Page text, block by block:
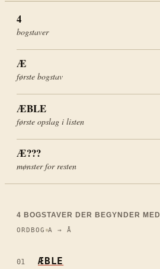
4
bogstaver
Æ
første bogstav
ÆBLE
første opslag i listen
Æ???
mønster for resten
4 BOGSTAVER DER BEGYNDER MED
ORDBOG A → Å
01 ÆBLE